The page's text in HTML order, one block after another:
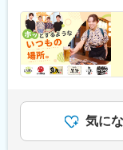
駅、関駅(岐阜
駅、穂積駅、岐
(三重県)、益生
駅、福生駅、
駅、田原町駅(
崎駅、鶴見駅
駅、船橋駅、
駅、瓢箪山駅(
／名古屋／豊
堺／豊中／神戸
／松江／岡山／
亀／松山／今
崎／佐世保／熊
駅、新浦安駅、
田駅、志村坂上
張一宮駅、岡崎
駅、結城駅、古
津山駅、てだ
巻駅、亀岡駅
玉名駅、桐生
駅、高松駅(香
気に